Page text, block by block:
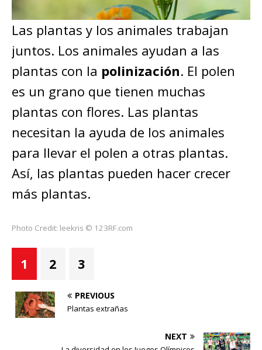
Las plantas y los animales trabajan
juntos. Los animales ayudan a las
plantas con la polinización. El polen
es un grano que tienen muchas
plantas con flores. Las plantas
necesitan la ayuda de los animales
para llevar el polen a otras plantas.
Así, las plantas pueden hacer crecer
más plantas.
Photo Credit: leekris © 123RF.com
1 2 3
PREVIOUS
Plantas extrañas
NEXT